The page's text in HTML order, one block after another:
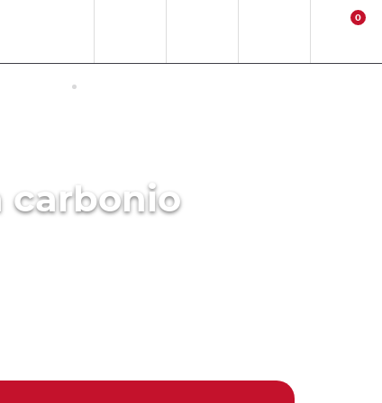
0
carbonio